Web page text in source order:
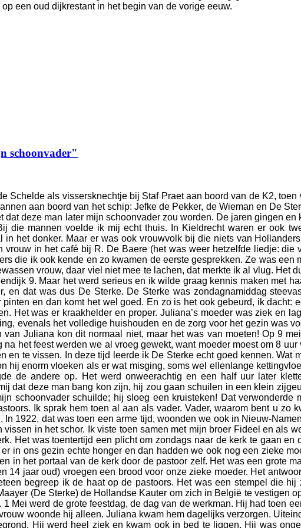
een oud dijkrestant in het begin van de vorige eeuw.
schoonvader"
Schelde als vissersknechtje bij Staf Praet aan boord van de K2,
aan boord van het schip: Jefke de Pekker, de Wieman en De
deze man later mijn schoonvader zou worden. De jaren gingen
die mannen voelde ik mij echt thuis. In Kieldrecht waren er ook
het donker. Maar er was ook vrouwvolk bij die niets van
in het café bij R. De Baere (het was weer hetzelfde liedje: die
die ik ook kende en zo kwamen de eerste gesprekken. Ze was een
vrouw, daar viel niet mee te lachen, dat merkte ik al vlug. Het
9. Maar het werd serieus en ik wilde graag kennis maken met
en dat was dus De Sterke. De Sterke was zondagnamiddag
en dan komt het wel goed. En zo is het ook gebeurd, ik dacht:
Het was er kraakhelder en proper. Juliana’s moeder was ziek en
evenals het volledige huishouden en de zorg voor het gezin was
Juliana kon dit normaal niet, maar het was van moeten! Op 9
het feest werden we al vroeg gewekt, want moeder moest om 8
en te vissen. In deze tijd leerde ik De Sterke echt goed kennen. Wat
hij enorm vloeken als er wat misging, soms wel ellenlange
de andere op. Het werd onweerachtig en een half uur later
dat deze man bang kon zijn, hij zou gaan schuilen in een klein
schoonvader schuilde; hij sloeg een kruisteken! Dat verwonderde
Ik sprak hem toen al aan als vader. Vader, waarom bent u zo
1922, dat was toen een arme tijd, woonden we ook in Nieuw-
in het schor. Ik viste toen samen met mijn broer Fideel en als
Het was toentertijd een plicht om zondags naar de kerk te gaan en
in ons gezin echte honger en dan hadden we ook nog een zieke
in het portaal van de kerk door de pastoor zelf. Het was een grote
14 jaar oud) vroegen een brood voor onze zieke moeder. Het
begreep ik de haat op de pastoors. Het was een stempel die
(De Sterke) de Hollandse Kauter om zich in België te vestigen
Mei werd de grote feestdag, de dag van de werkman. Hij had toen
woonde hij alleen. Juliana kwam hem dagelijks verzorgen.
Hij werd heel ziek en kwam ook in bed te liggen. Hij was